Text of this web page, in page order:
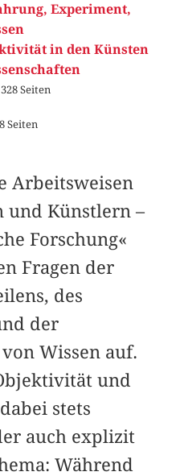
Experiment,
in den Künsten
Seiten
Seiten
Arbeitsweisen
und Künstlern –
Forschung«
Fragen der
des
der
Wissen auf.
und
stets
auch explizit
Während